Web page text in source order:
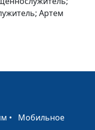
по
по
Артем
• Мобильное